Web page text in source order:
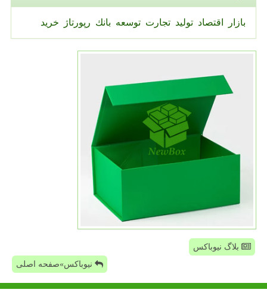
بازار اقتصاد تولید تجارت توسعه بانك رپورتاژ خرید
بلاگ نیوباکس
نیوباکس»صفحه اصلی